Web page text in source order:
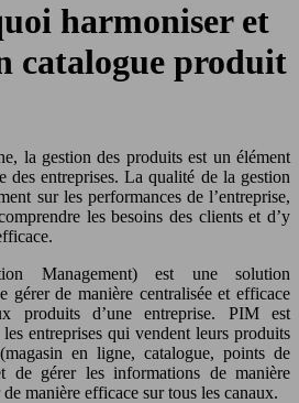
harmoniser et
catalogue produit
la gestion des produits est un élément
des entreprises. La qualité de la gestion
sur les performances de l’entreprise,
les besoins des clients et d’y
Management) est une solution
gérer de manière centralisée et efficace
produits d’une entreprise. PIM est
entreprises qui vendent leurs produits
en ligne, catalogue, points de
de gérer les informations de manière
manière efficace sur tous les canaux.